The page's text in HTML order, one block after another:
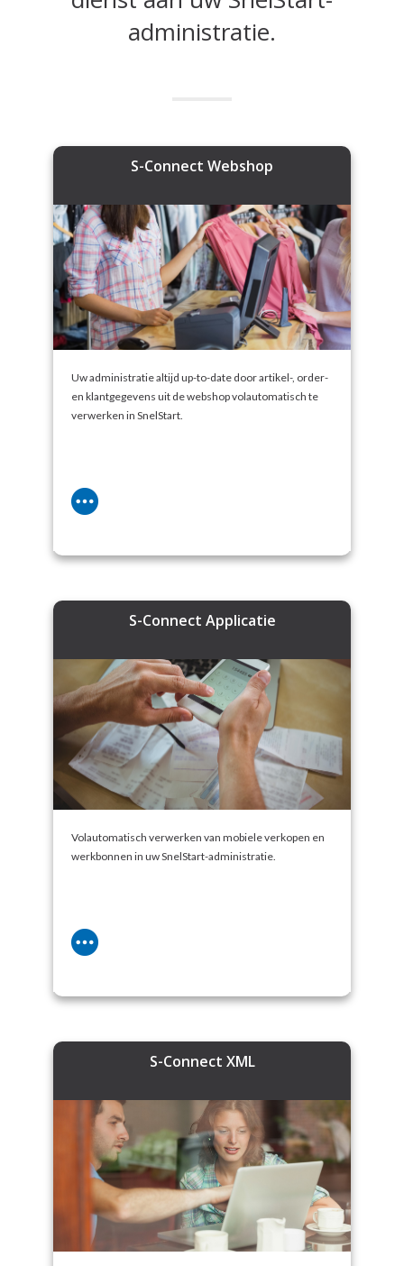
administratie.
S-Connect Webshop
Uw administratie altijd up-to-date door artikel-, order-
en klantgegevens uit de webshop volautomatisch te
verwerken in SnelStart.
S-Connect Applicatie
Volautomatisch verwerken van mobiele verkopen en
werkbonnen in uw SnelStart-administratie.
S-Connect XML